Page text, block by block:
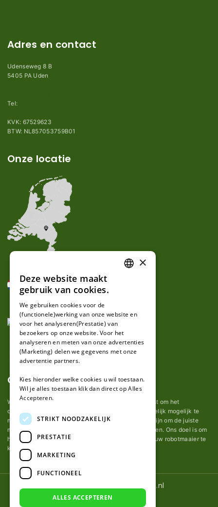
Adres en contact
Udenseweg 8 B
5405 PA Uden
Tel:
KVK: 67529623
BTW: NL857053759B01
Onze locatie
Over ons
Wij van robotmaaier-mesjes.nl doen ons uiterste best om het
onderhoud van robot grasmaaier mesjes zo gemakkelijk mogelijk te
maken. Uit ervaring merkten we hoe lastig het kan zijn om de juiste
messen voor een automatische grasmachine te vinden. Ons doel is om
het u makkelijk te maken om de goede mesjes voor uw robotmaaier te
kopen.
© 2026 Robotmaaier-mesjes.nl
GERMAN
×
Deze website maakt
gebruik van cookies.
We gebruiken cookies voor de
(functionele)werking van onze website en
voor het analyseren(Prestatie) van
bezoekers op onze website. Voor het
analyseren en meten van onze advertenties
(Marketing) delen we gegevens met onze
advertentie partners.
Kies hieronder welke cookies u wil toestaan.
Wil je alles toestaan klik dan direct op Alles
Accepteren.
STRIKT NOODZAKELIJK
PRESTATIE
MARKETING
FUNCTIONEEL
ALLES ACCEPTEREN